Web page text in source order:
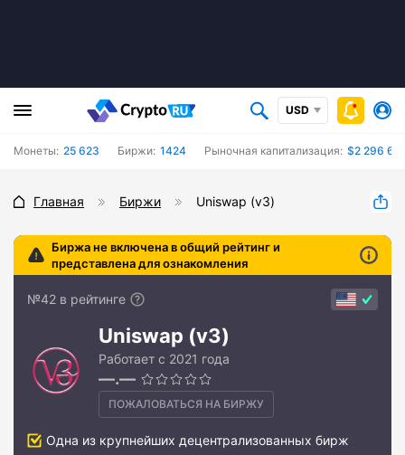
USD
Монеты: 25 623 Биржи: 1424 Рыночная капитализация: $2 296
Главная Биржи Uniswap (v3)
Биржа не включена в общий рейтинг и
представлена для ознакомления
№42 в рейтинге
Uniswap (v3)
Работает с 2021 года
—.—
ПОЖАЛОВАТЬСЯ НА БИРЖУ
Одна из крупнейших децентрализованных бирж